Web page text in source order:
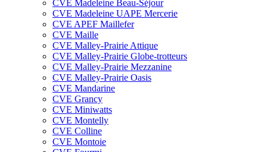
CVE Madeleine Beau-Séjour
CVE Madeleine UAPE Mercerie
CVE APEF Maillefer
CVE Maille
CVE Malley-Prairie Attique
CVE Malley-Prairie Globe-trotteurs
CVE Malley-Prairie Mezzanine
CVE Malley-Prairie Oasis
CVE Mandarine
CVE Grancy
CVE Miniwatts
CVE Montelly
CVE Colline
CVE Montoie